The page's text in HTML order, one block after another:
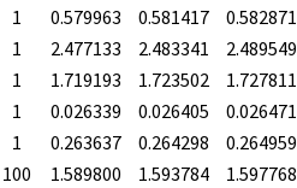
1 0.579963 0.581417
0.582871
1 2.477133 2.483341
2.489549
1 1.719193 1.723502
1.727811
1 0.026339 0.026405
0.026471
1 0.263637 0.264298
0.264959
100 1.589800 1.593784 1.597768